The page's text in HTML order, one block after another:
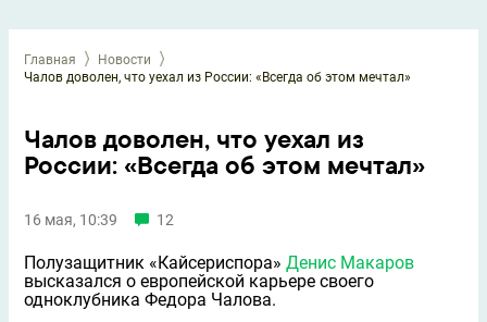
Главная
Новости
Чалов доволен, что уехал из России: «Всегда об этом мечтал»
Чалов доволен, что уехал из
России: «Всегда об этом мечтал»
16 мая, 10:39 12
Полузащитник «Кайсериспора» Денис Макаров
высказался о европейской карьере своего
одноклубника Федора Чалова.